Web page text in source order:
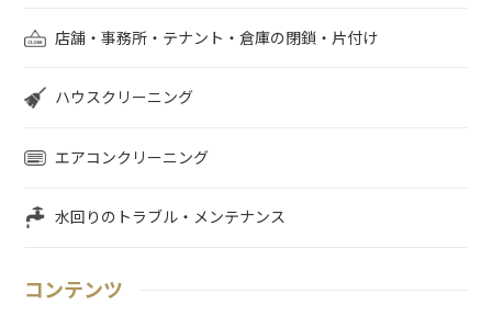
店舗・事務所・テナント・倉庫の閉鎖・片付け
ハウスクリーニング
エアコンクリーニング
水回りのトラブル・メンテナンス
コンテンツ